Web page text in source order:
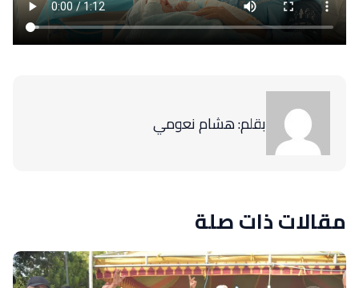
بقلم: هشام نعومي
مقالات ذات صلة